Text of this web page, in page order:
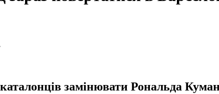
замінювати Рональда